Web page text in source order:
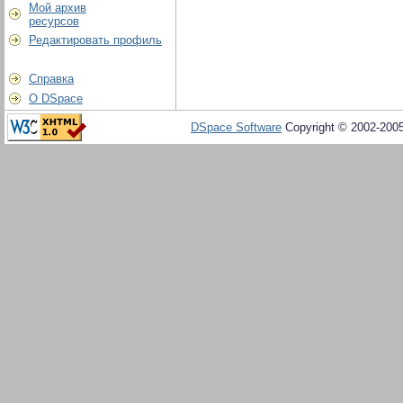
Мой архив
ресурсов
Редактировать профиль
Справка
О DSpace
DSpace Software Copyright © 2002-